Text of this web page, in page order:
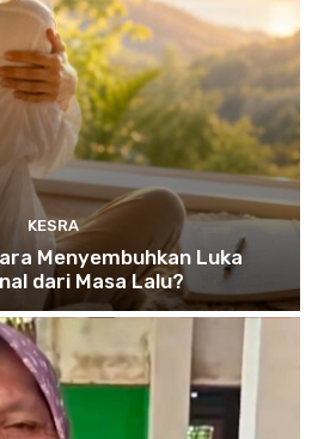
KESRA
Menyembuhkan Luka
dari Masa Lalu?